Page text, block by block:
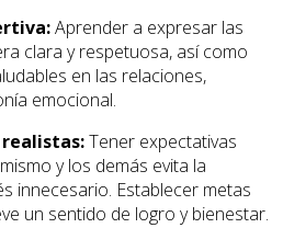
Aprender a expresar las
clara y respetuosa, así como
en las relaciones,
emocional.
Tener expectativas
y los demás evita la
innecesario. Establecer metas
un sentido de logro y bienestar.